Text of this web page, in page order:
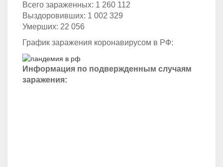
Всего зараженных: 1 260 112
Выздоровивших: 1 002 329
Умерших: 22 056
График заражения коронавирусом в РФ:
Информация по подвержденным случаям
заражения: